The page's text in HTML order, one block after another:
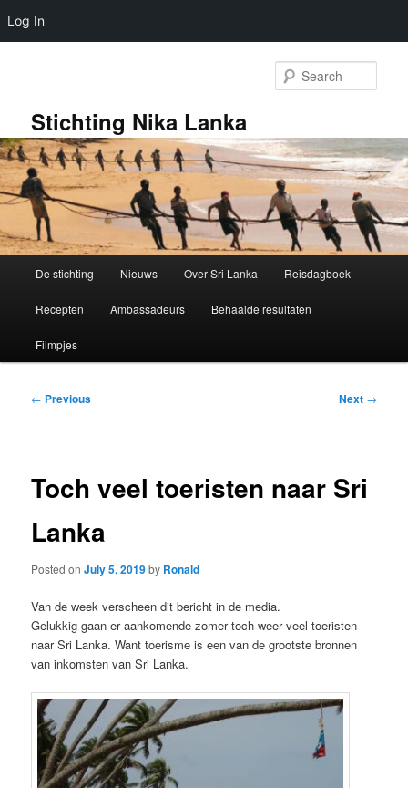
Log In
Stichting Nika Lanka
De stichting Nieuws Over Sri Lanka Reisdagboek
Recepten Ambassadeurs Behaalde resultaten
Filmpjes
Post
← Previous Next →
Toch veel toeristen naar Sri
Lanka
Posted onJuly 5, 2019by Ronald
Van de week verscheen dit bericht in de media.
Gelukkig gaan er aankomende zomer toch weer veel toeristen
naar Sri Lanka. Want toerisme is een van de grootste bronnen
van inkomsten van Sri Lanka.